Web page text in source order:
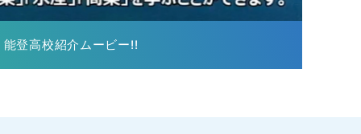
能登高校紹介ムービー!!